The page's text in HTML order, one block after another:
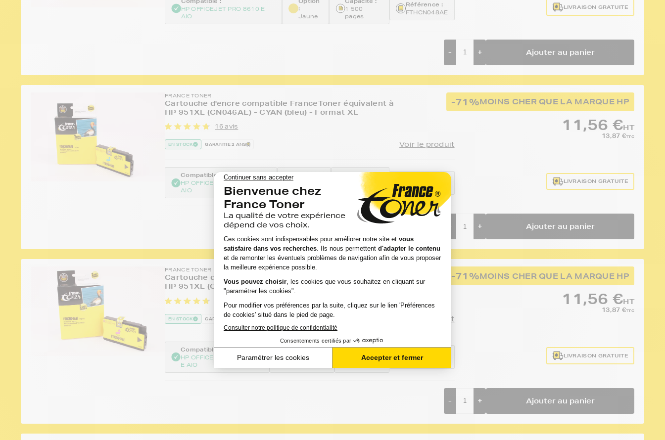
HP OFFICEJET PRO 8610 E
AIO
:
Jaune
1 500
pages
Référence :
FTHCN048AE
LIVRAISON GRATUITE
- + Ajouter au panier
-71%MOINS CHER QUE LA MARQUE HP
FRANCE TONER
Cartouche d'encre compatible FranceToner équivalent à
HP 951XL (CN046AE) - CYAN (bleu) - Format XL
16 avis
EN STOCK GARANTIE 2 ANS Voir le produit
Compatible :
HP OFFICEJET PRO 8610 E
AIO
Option :
(bleu)
Capacité :
1 500
pages
FTHCN046AE
11,56 €HT
13,87 €TTC
LIVRAISON GRATUITE
+ Ajouter au panier
-71%MOINS CHER QUE LA MARQUE HP
FRANCE TONER
Cartouche d'encre compatible FranceToner équivalent à
HP 951XL (CN047AE) - MAGENTA (rouge) - Format XL
EN STOCK GARANTIE 2 ANS Voir le produit
Compatible :
HP OFFICEJET PRO 8610
E AIO
Option :
Magenta
Capacité :
1 500
FTHCN047AE
11,56 €HT
13,87 €TTC
LIVRAISON GRATUITE
- + Ajouter au panier